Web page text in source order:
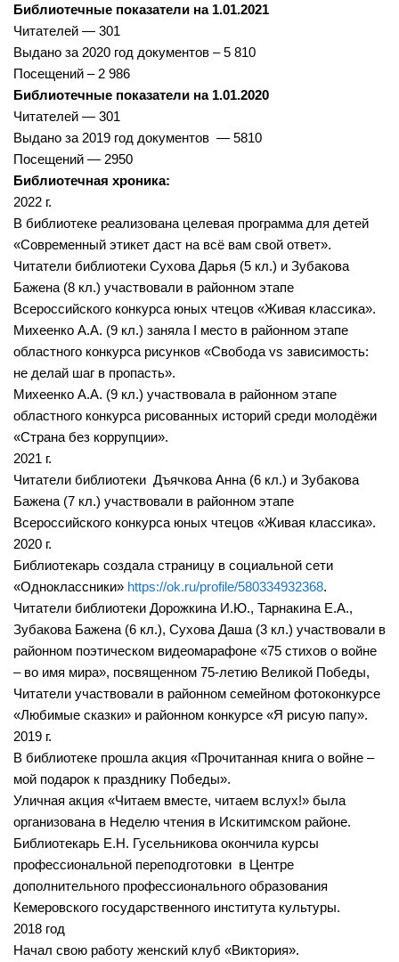
Сельская библиотека п. Керамкомбинат №28
Китернинская сельская библиотека №15
Лебедевская сельская библиотека №33
Легостаевская сельская библиотека №4
Линевская поселковая библиотека №30
Листвянская сельская библиотека №39
Маякская сельская библиотека №40
Морозовская сельская библиотека №17
Мостовская сельская библиотека №18
Новолоктевская сельская библиотека №19
Новососедовская сельская библиотека №20
Преображенская сельская библиотека №32
Сельская библиотека п. Советский №35
Сосновская сельская библиотека №22
Тальменская сельская библиотека №23
Тулинская сельская библиотека №37
Улыбинская сельская библиотека №24
Ургунская сельская библиотека №25
Усть-Чемская сельская библиотека №26
Чернореченская сельская библиотека №41
Сельская библиотека д. Шадрино №42
Шибковская сельская библиотека №27
Межпоселенческая библиотека
Информационно-библиографический отдел
Методический отдел
Отдел информационных технологий и информационно-
консультационной работы
Библиотечные показатели на 1.01.2021
Читателей — 301
Выдано за 2020 год документов – 5 810
Посещений – 2 986
Библиотечные показатели на 1.01.2020
Читателей — 301
Выдано за 2019 год документов — 5810
Посещений — 2950
Библиотечная хроника:
2022 г.
В библиотеке реализована целевая программа для детей
«Современный этикет даст на всё вам свой ответ».
Читатели библиотеки Сухова Дарья (5 кл.) и Зубакова
Бажена (8 кл.) участвовали в районном этапе
Всероссийского конкурса юных чтецов «Живая классика».
Михеенко А.А. (9 кл.) заняла I место в районном этапе
областного конкурса рисунков «Свобода vs зависимость:
не делай шаг в пропасть».
Михеенко А.А. (9 кл.) участвовала в районном этапе
областного конкурса рисованных историй среди молодёжи
«Страна без коррупции».
2021 г.
Читатели библиотеки Дъячкова Анна (6 кл.) и Зубакова
Бажена (7 кл.) участвовали в районном этапе
Всероссийского конкурса юных чтецов «Живая классика».
2020 г.
Библиотекарь создала страницу в социальной сети
«Одноклассники» https://ok.ru/profile/580334932368.
Читатели библиотеки Дорожкина И.Ю., Тарнакина Е.А.,
Зубакова Бажена (6 кл.), Сухова Даша (3 кл.) участвовали в
районном поэтическом видеомарафоне «75 стихов о войне
– во имя мира», посвященном 75-летию Великой Победы,
Читатели участвовали в районном семейном фотоконкурсе
«Любимые сказки» и районном конкурсе «Я рисую папу».
2019 г.
В библиотеке прошла акция «Прочитанная книга о войне –
мой подарок к празднику Победы».
Уличная акция «Читаем вместе, читаем вслух!» была
организована в Неделю чтения в Искитимском районе.
Библиотекарь Е.Н. Гусельникова окончила курсы
профессиональной переподготовки в Центре
дополнительного профессионального образования
Кемеровского государственного института культуры.
2018 год
Начал свою работу женский клуб «Виктория».